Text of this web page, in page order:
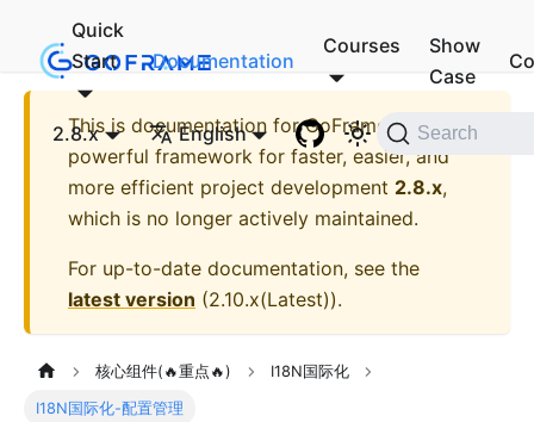
Quick
Start
Documentation
Courses
Show
Case
2.8.x English Search
This is documentation forGoFrame - A
powerful framework for faster, easier, and
more efficient project development 2.8.x,
which is no longer actively maintained.
For up-to-date documentation, see the
latest version (2.10.x(Latest)).
核心组件(🔥重点🔥) I18N国际化
I18N国际化-配置管理